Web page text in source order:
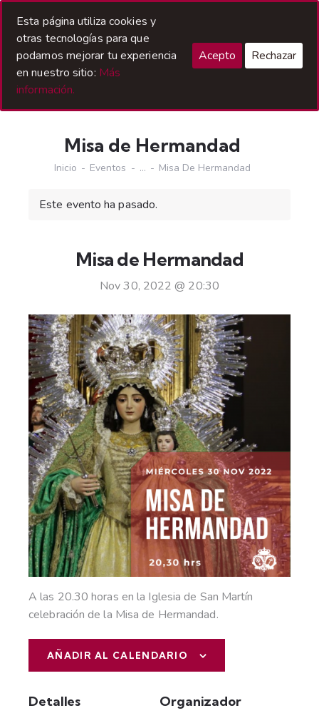
Misa de Hermandad
Inicio Eventos ... Misa De Hermandad
Este evento ha pasado.
Misa de Hermandad
Nov 30, 2022 @ 20:30
A las 20.30 horas en la Iglesia de San Martín
celebración de la Misa de Hermandad.
AÑADIR AL CALENDARIO
Detalles Organizador
Esta página utiliza cookies y
otras tecnologías para que
podamos mejorar tu experiencia
en nuestro sitio: Más
información.
Acepto Rechazar